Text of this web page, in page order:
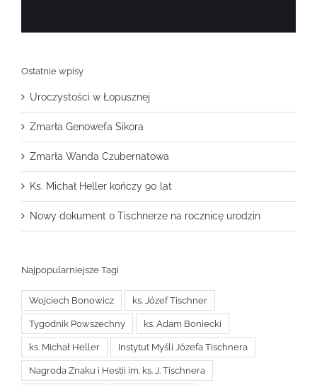
Ostatnie wpisy
Uroczystości w Łopusznej
Zmarła Genowefa Sikora
Zmarła Wanda Czubernatowa
Ks. Michał Heller kończy 90 lat
Nowy dokument o Tischnerze na rocznicę urodzin
Najpopularniejsze Tagi
Wojciech Bonowicz ks. Józef Tischner
Tygodnik Powszechny ks. Adam Boniecki
ks. Michał Heller Instytut Myśli Józefa Tischnera
Nagroda Znaku i Hestii im. ks. J. Tischnera